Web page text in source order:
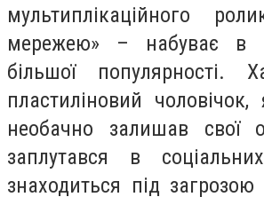
мультиплікаційного
мережею» – набуває в
більшої популярності.
пластиліновий
необачно залишав свої
заплутався в
знаходиться під загрозою